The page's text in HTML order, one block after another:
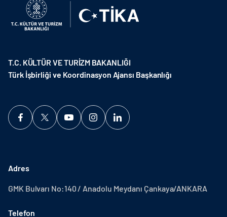
T.C. KÜLTÜR VE TURİZM BAKANLIĞI
Türk İşbirliği ve Koordinasyon Ajansı Başkanlığı
Adres
GMK Bulvarı No:140 / Anadolu Meydanı Çankaya/ANKARA
Telefon